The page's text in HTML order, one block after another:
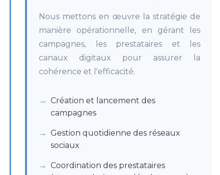
Nous mettons en œuvre la stratégie de
manière opérationnelle, en gérant les
campagnes, les prestataires et les
canaux digitaux pour assurer la
cohérence et l'efficacité.
Création et lancement des
campagnes
Gestion quotidienne des réseaux
sociaux
Coordination des prestataires